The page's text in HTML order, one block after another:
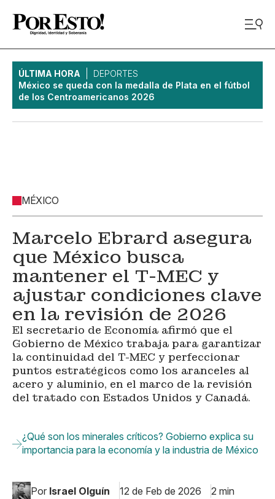
ÚLTIMA HORA
DEPORTES
México se queda con la medalla de Plata en el fútbol
de los Centroamericanos 2026
MÉXICO
Marcelo Ebrard asegura
que México busca
mantener el T-MEC y
ajustar condiciones clave
en la revisión de 2026
El secretario de Economía afirmó que el
Gobierno de México trabaja para garantizar
la continuidad del T-MEC y perfeccionar
puntos estratégicos como los aranceles al
acero y aluminio, en el marco de la revisión
del tratado con Estados Unidos y Canadá.
¿Qué son los minerales críticos? Gobierno explica su
importancia para la economía y la industria de México
Por Israel Olguín 12 de Feb de 2026 2 min